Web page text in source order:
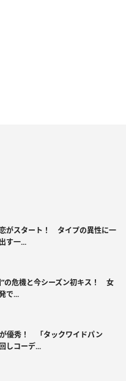
がスタート！ タイプの異性に一
す一...
”の危機と今シーズン初キス！ 女
で...
優秀！ 「タックワイドパン
しコーデ...